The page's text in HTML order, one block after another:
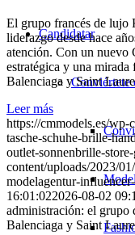
Candidatar
Conviértete
El grupo francés de lujo
liderazgo desde hace
atención. Con un nuevo
estratégica y una mirada
Balenciaga y Saint
Leer más
https://cmmodels.es/
tasche-schuhe-brille-
outlet-sonnenbrille-
content/uploads/2023/
modelagentur-
16:01:022026-08-02
administración: el grupo
Balenciaga y Saint